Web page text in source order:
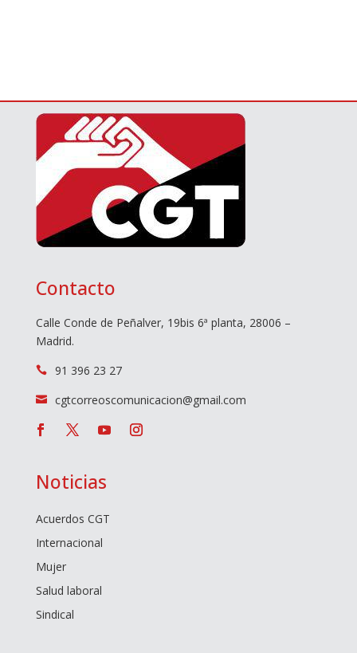
Contacto
Calle Conde de Peñalver, 19bis 6ª planta, 28006 –
Madrid.
 91 396 23 27
 cgtcorreoscomunicacion@gmail.com
Noticias
Acuerdos CGT
Internacional
Mujer
Salud laboral
Sindical